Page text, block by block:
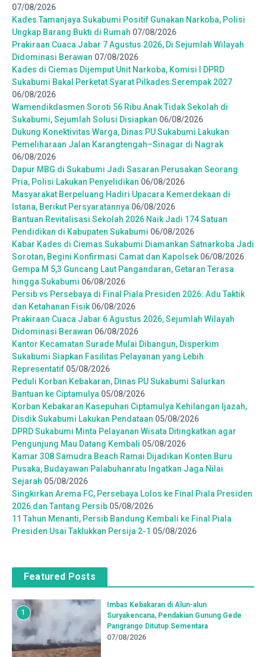
07/08/2026
Kades Tamanjaya Sukabumi Positif Gunakan Narkoba, Polisi
Ungkap Barang Bukti di Rumah 07/08/2026
Prakiraan Cuaca Jabar 7 Agustus 2026, Di Sejumlah Wilayah
Didominasi Berawan 07/08/2026
Kades di Ciemas Dijemput Unit Narkoba, Komisi I DPRD
Sukabumi Bakal Perketat Syarat Pilkades Serempak 2027
06/08/2026
Wamendikdasmen Soroti 56 Ribu Anak Tidak Sekolah di
Sukabumi, Sejumlah Solusi Disiapkan 06/08/2026
Dukung Konektivitas Warga, Dinas PU Sukabumi Lakukan
Pemeliharaan Jalan Karangtengah–Sinagar di Nagrak
06/08/2026
Dapur MBG di Sukabumi Jadi Sasaran Perusakan Seorang
Pria, Polisi Lakukan Penyelidikan 06/08/2026
Masyarakat Berpeluang Hadiri Upacara Kemerdekaan di
Istana, Berikut Persyaratannya 06/08/2026
Bantuan Revitalisasi Sekolah 2026 Naik Jadi 174 Satuan
Pendidikan di Kabupaten Sukabumi 06/08/2026
Kabar Kades di Ciemas Sukabumi Diamankan Satnarkoba Jadi
Sorotan, Begini Konfirmasi Camat dan Kapolsek 06/08/2026
Gempa M 5,3 Guncang Laut Pangandaran, Getaran Terasa
hingga Sukabumi 06/08/2026
Persib vs Persebaya di Final Piala Presiden 2026: Adu Taktik
dan Ketahanan Fisik 06/08/2026
Prakiraan Cuaca Jabar 6 Agustus 2026, Sejumlah Wilayah
Didominasi Berawan 06/08/2026
Kantor Kecamatan Surade Mulai Dibangun, Disperkim
Sukabumi Siapkan Fasilitas Pelayanan yang Lebih
Representatif 05/08/2026
Peduli Korban Kebakaran, Dinas PU Sukabumi Salurkan
Bantuan ke Ciptamulya 05/08/2026
Korban Kebakaran Kasepuhan Ciptamulya Kehilangan Ijazah,
Disdik Sukabumi Lakukan Pendataan 05/08/2026
DPRD Sukabumi Minta Pelayanan Wisata Ditingkatkan agar
Pengunjung Mau Datang Kembali 05/08/2026
Kamar 308 Samudra Beach Ramai Dijadikan Konten Buru
Pusaka, Budayawan Palabuhanratu Ingatkan Jaga Nilai
Sejarah 05/08/2026
Singkirkan Arema FC, Persebaya Lolos ke Final Piala Presiden
2026 dan Tantang Persib 05/08/2026
11 Tahun Menanti, Persib Bandung Kembali ke Final Piala
Presiden Usai Taklukkan Persija 2-1 05/08/2026
Featured Posts
1
Imbas Kebakaran di Alun-alun
Suryakencana, Pendakian Gunung Gede
Pangrango Ditutup Sementara
07/08/2026